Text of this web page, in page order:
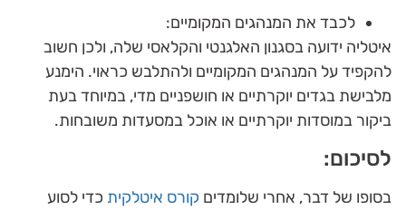
לכבד את המנהגים המקומיים:
איטליה ידועה בסגנון האלגנטי והקלאסי שלה, ולכן חשוב
להקפיד על המנהגים המקומיים ולהתלבש כראוי. הימנע
מלבישת בגדים יוקרתיים או חושפניים מדי, במיוחד בעת
ביקור במוסדות יוקרתיים או אוכל במסעדות משובחות.
לסיכום:
בסופו של דבר, אחרי שלומדים קורס איטלקית כדי לסוע